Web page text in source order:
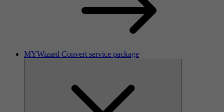
MYWizard Convert service package